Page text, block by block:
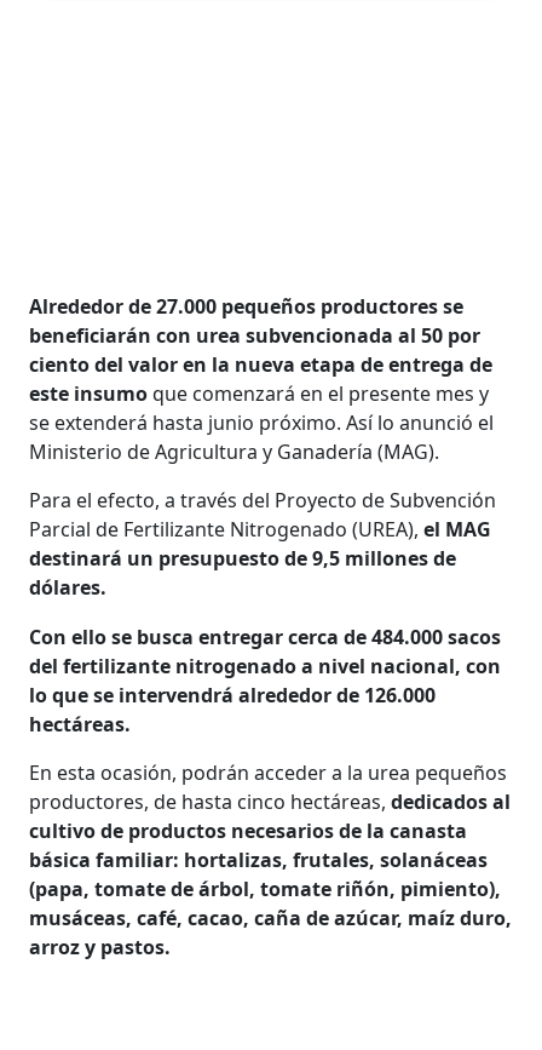
Alrededor de 27.000 pequeños productores se
beneficiarán con urea subvencionada al 50 por
ciento del valor en la nueva etapa de entrega de
este insumoque comenzará en el presente mes y
se extenderá hasta junio próximo. Así lo anunció el
Ministerio de Agricultura y Ganadería (MAG).
Para el efecto, a través del Proyecto de Subvención
Parcial de Fertilizante Nitrogenado (UREA),el MAG
destinará un presupuesto de 9,5 millones de
dólares.
Con ello se busca entregar cerca de 484.000 sacos
del fertilizante nitrogenado a nivel nacional, con
lo que se intervendrá alrededor de 126.000
hectáreas.
En esta ocasión, podrán acceder a la urea pequeños
productores, de hasta cinco hectáreas,dedicados al
cultivo de productos necesarios de la canasta
básica familiar: hortalizas, frutales, solanáceas
(papa, tomate de árbol, tomate riñón, pimiento),
musáceas, café, cacao, caña de azúcar, maíz duro,
arroz y pastos.